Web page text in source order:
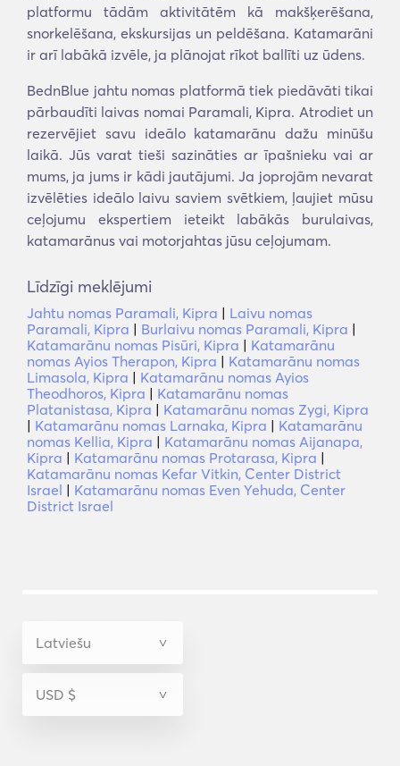
platformu tādām aktivitātēm kā makšķerēšana,
snorkelēšana, ekskursijas un peldēšana. Katamarāni
ir arī labākā izvēle, ja plānojat rīkot ballīti uz ūdens.
BednBlue jahtu nomas platformā tiek piedāvāti tikai
pārbaudīti laivas nomai Paramali, Kipra. Atrodiet un
rezervējiet savu ideālo katamarānu dažu minūšu
laikā. Jūs varat tieši sazināties ar īpašnieku vai ar
mums, ja jums ir kādi jautājumi. Ja joprojām nevarat
izvēlēties ideālo laivu saviem svētkiem, ļaujiet mūsu
ceļojumu ekspertiem ieteikt labākās burulaivas,
katamarānus vai motorjahtas jūsu ceļojumam.
Līdzīgi meklējumi
Jahtu nomas Paramali, Kipra | Laivu nomas
Paramali, Kipra | Burlaivu nomas Paramali, Kipra |
Katamarānu nomas Pisūri, Kipra | Katamarānu
nomas Ayios Therapon, Kipra | Katamarānu nomas
Limasola, Kipra | Katamarānu nomas Ayios
Theodhoros, Kipra | Katamarānu nomas
Platanistasa, Kipra | Katamarānu nomas Zygi, Kipra
| Katamarānu nomas Larnaka, Kipra | Katamarānu
nomas Kellia, Kipra | Katamarānu nomas Aijanapa,
Kipra | Katamarānu nomas Protarasa, Kipra |
Katamarānu nomas Kefar Vitkin, Center District
Israel | Katamarānu nomas Even Yehuda, Center
District Israel